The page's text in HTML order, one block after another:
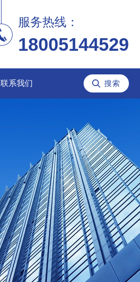
服务热线：
18005144529
联系我们